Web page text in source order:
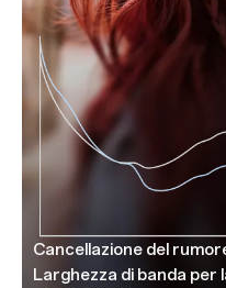
Cancellazione del
Larghezza di banda per